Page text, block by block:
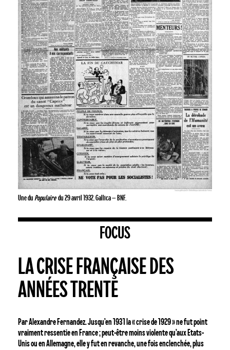
Une du Populairedu 29 avril 1932. Gallica – BNF.
FOCUS
crise
française
des
années
LA CRISE FRANÇAISE DES
ANNÉES TRENTE
Par Alexandre Fernandez. Jusqu’en 1931 la « crise de 1929 » ne fut point
vraiment ressentie en France ; peut-être moins violente qu’aux Etats-
Unis ou en Allemagne, elle y fut en revanche, une fois enclenchée, plus